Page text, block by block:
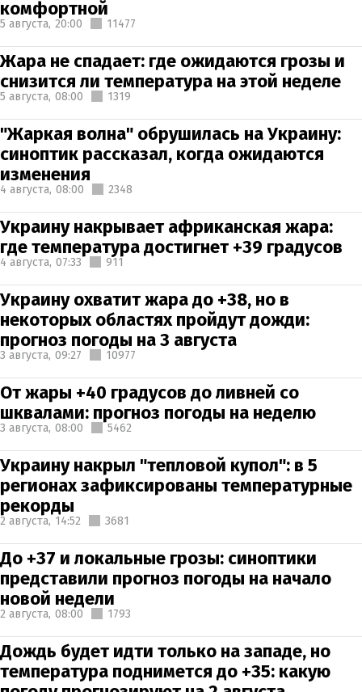
комфортной
5 августа, 20:00 11477
Жара не спадает: где ожидаются грозы и
снизится ли температура на этой неделе
5 августа, 08:00 1319
"Жаркая волна" обрушилась на Украину:
синоптик рассказал, когда ожидаются
изменения
4 августа, 08:00 2348
Украину накрывает африканская жара:
где температура достигнет +39 градусов
4 августа, 07:33 911
Украину охватит жара до +38, но в
некоторых областях пройдут дожди:
прогноз погоды на 3 августа
3 августа, 09:27 10977
От жары +40 градусов до ливней со
шквалами: прогноз погоды на неделю
3 августа, 08:00 5462
Украину накрыл "тепловой купол": в 5
регионах зафиксированы температурные
рекорды
2 августа, 14:52 3681
До +37 и локальные грозы: синоптики
представили прогноз погоды на начало
новой недели
2 августа, 08:00 1793
Дождь будет идти только на западе, но
температура поднимется до +35: какую